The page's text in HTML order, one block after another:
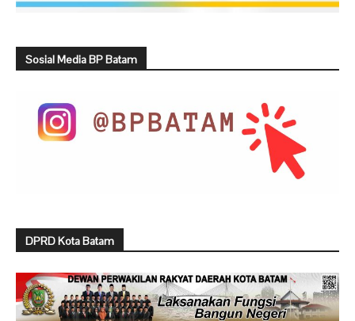
Sosial Media BP Batam
DPRD Kota Batam